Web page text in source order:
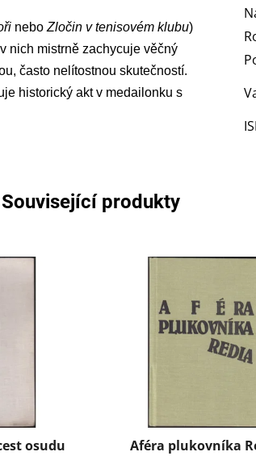
nebo Zločin v tenisovém klubu)
nich mistrně zachycuje věčný
často nelítostnou skutečností.
historický akt v medailonku s
Související produkty
osudu Aféra plukovníka